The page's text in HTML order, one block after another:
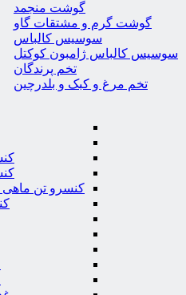
گوشت منجمد
گوشت گرم و مشتقات گاو
سوسیس کالباس
سوسیس کالباس ژامبون کوکتل
تخم پرندگان
تخم مرغ و کبک و بلدرچین
کنسرو تن ماهی